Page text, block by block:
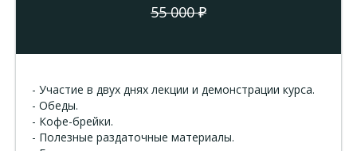
55 000₽
- Участие в двух днях лекции и демонстрации курса.
- Обеды.
- Кофе-брейки.
- Полезные раздаточные материалы.